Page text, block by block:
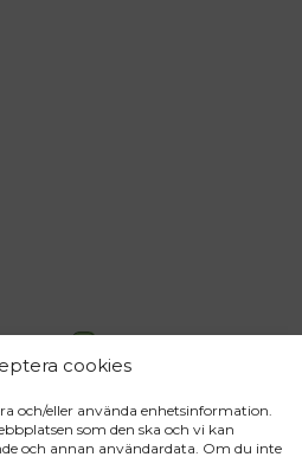
cookies
och/eller använda enhetsinformation.
som den ska och vi kan
och annan användardata. Om du inte